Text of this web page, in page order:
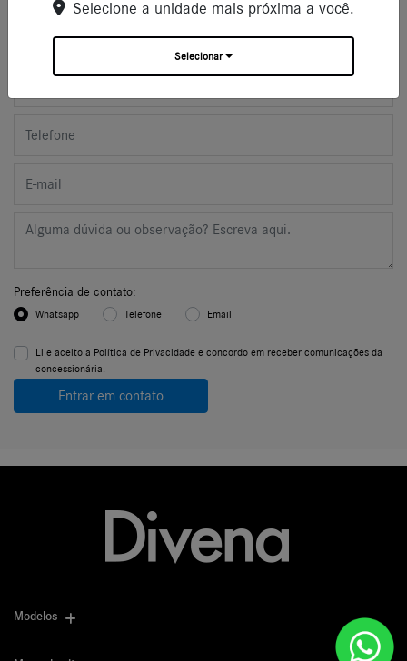
Preferência de contato:
Whatsapp Telefone Email
Li e aceito a Política de Privacidade e concordo em receber comunicações da
concessionária.
Entrar em contato
Modelos
Selecione a unidade mais próxima a você.
Selecionar